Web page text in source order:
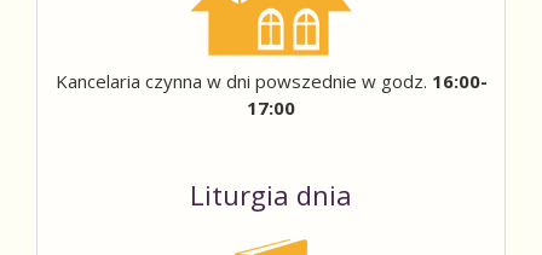
Kancelaria czynna w dni powszednie w godz. 16:00-
17:00
Liturgia dnia